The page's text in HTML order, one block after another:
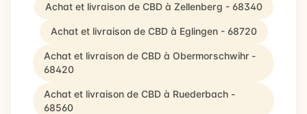
Achat et livraison de CBD à Zellenberg - 68340
Achat et livraison de CBD à Eglingen - 68720
Achat et livraison de CBD à Obermorschwihr -
68420
Achat et livraison de CBD à Ruederbach -
68560